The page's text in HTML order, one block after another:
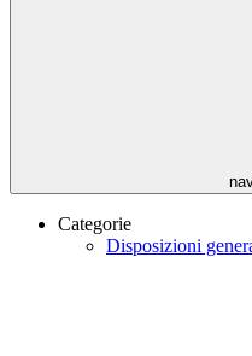
Categorie
Disposizioni